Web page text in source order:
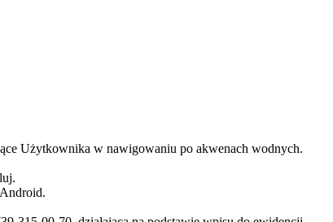
Użytkownika w nawigowaniu po akwenach wodnych.